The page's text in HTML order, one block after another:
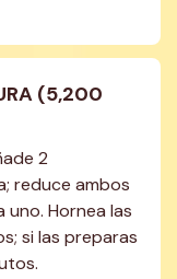
(5,200
2
reduce ambos
Hornea las
si las preparas